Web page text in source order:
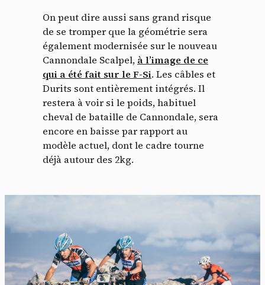
On peut dire aussi sans grand risque
de se tromper que la géométrie sera
également modernisée sur le nouveau
Cannondale Scalpel, à l’image de ce
qui a été fait sur le F-Si. Les câbles et
Durits sont entièrement intégrés. Il
restera à voir si le poids, habituel
cheval de bataille de Cannondale, sera
encore en baisse par rapport au
modèle actuel, dont le cadre tourne
déjà autour des 2kg.